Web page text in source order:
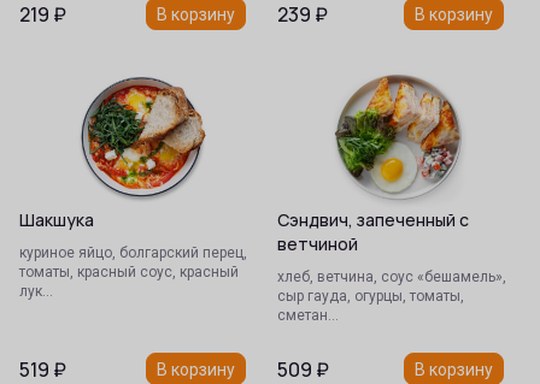
219 ₽ В корзину 239 ₽ В корзину
Шакшука
куриное яйцо, болгарский перец,
томаты, красный соус, красный
лук…
519 ₽ В корзину
Сэндвич, запеченный с
ветчиной
хлеб, ветчина, соус «бешамель»,
сыр гауда, огурцы, томаты,
сметан…
509 ₽ В корзину